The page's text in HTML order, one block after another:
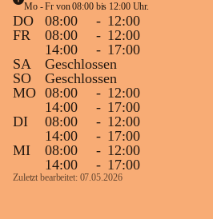
Mo - Fr von 08:00 bis 12:00 Uhr.
DO 08:00 - 12:00
FR
08:00 - 12:00
14:00
- 17:00
SA
Geschlossen
SO
Geschlossen
MO 08:00 - 12:00
14:00
- 17:00
DI
08:00 - 12:00
14:00
- 17:00
MI
08:00 - 12:00
14:00
- 17:00
Zuletzt bearbeitet: 07.05.2026